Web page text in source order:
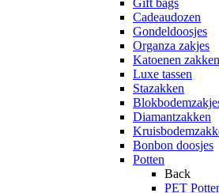
Gift bags
Cadeaudozen
Gondeldoosjes
Organza zakjes
Katoenen zakken
Luxe tassen
Stazakken
Diamantzakken
Bonbon doosjes
Potten
Back
PET